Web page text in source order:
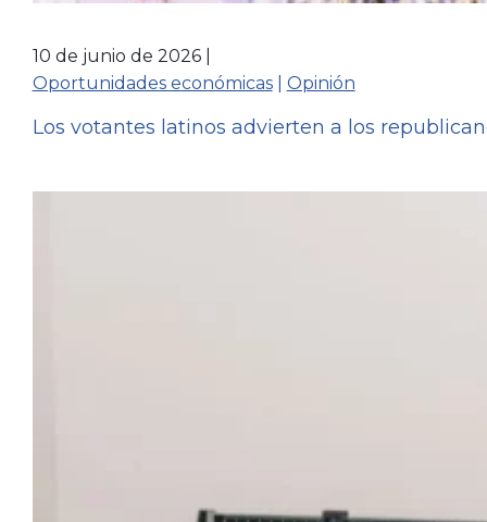
10 de junio de 2026
Oportunidades económicas | Opinión
Los votantes latinos advierten a los